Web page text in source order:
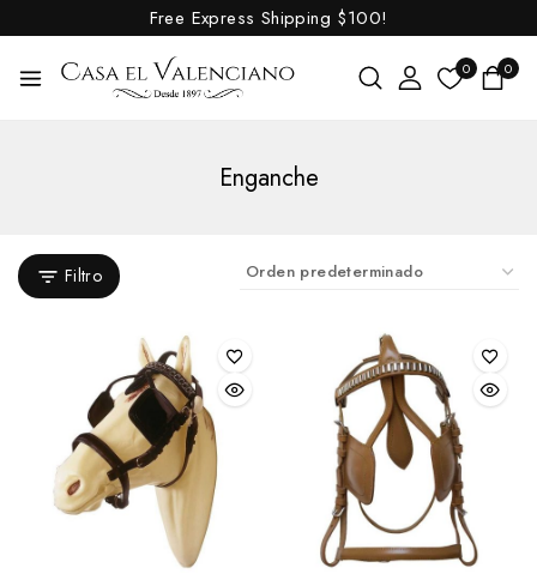
Free Express Shipping $100!
0 0
Enganche
Filtro
Outlet
Caballo
Abrebocas y Raspadores de muelas